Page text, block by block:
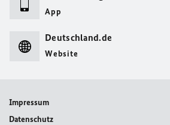
App
Deutschland.de
Website
Impressum
Datenschutz